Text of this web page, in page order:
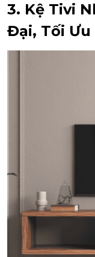
3. Kệ Tivi
Đại, Tối Ưu